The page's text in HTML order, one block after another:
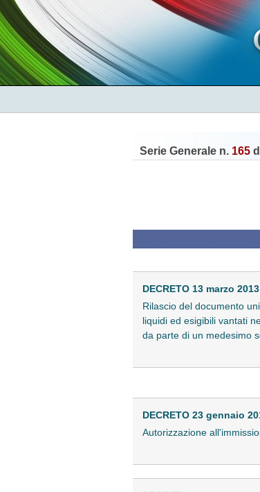
Serie Generale n. 165
DECRETO 13 marzo 2013
Rilascio del documento
liquidi ed esigibili vantati
da parte di un medesimo
DECRETO 23 gennaio
Autorizzazione